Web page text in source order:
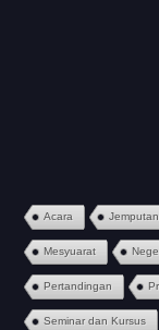
Acara
Mesyuarat
Pertandingan
Seminar dan Kursus